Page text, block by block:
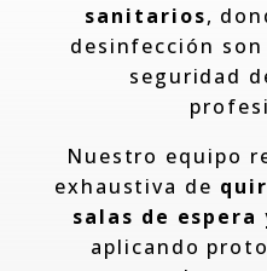
sanitarios,
desinfección
seguridad
Nuestro equipo
exhaustiva de
salas de espera
aplicando